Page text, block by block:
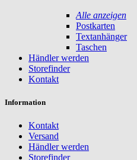
Alle anzeigen
Postkarten
Textanhänger
Taschen
Händler werden
Storefinder
Kontakt
Information
Kontakt
Versand
Händler werden
Storefinder